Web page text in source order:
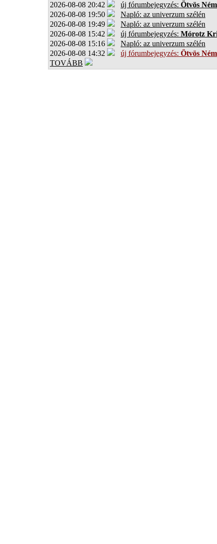
2026-08-08 20:42 új fórumbejegyzés: Ötvös
2026-08-08 19:50
Napló: az univerzum szélén
2026-08-08 19:49
Napló: az univerzum szélén
2026-08-08 15:42
új fórumbejegyzés: Mórotz
2026-08-08 15:16
Napló: az univerzum szélén
2026-08-08 14:32
új fórumbejegyzés: Ötvös
TOVÁBB